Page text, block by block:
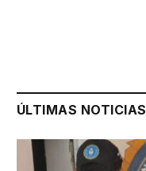
ÚLTIMAS NOTICIAS